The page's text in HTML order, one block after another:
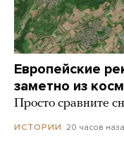
Европейские
заметно из
Просто сравните
ИСТОРИИ 20 часов